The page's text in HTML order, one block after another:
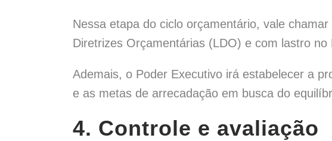
Nessa etapa do ciclo orçamentário, vale
Diretrizes Orçamentárias (LDO) e com lastro no
Ademais, o Poder Executivo irá estabelecer a
e as metas de arrecadação em busca do
4. Controle e avaliação